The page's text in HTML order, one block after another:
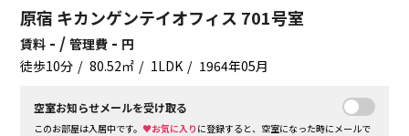
原宿 キカンゲンテイオフィス 701号室
賃料 - /管理費 - 円
徒歩10分
80.52㎡ 1LDK 1964年05月
空室お知らせメールを受け取る
このお部屋は入居中です。♥お気に入り に登録すると、空室になった時にメールで